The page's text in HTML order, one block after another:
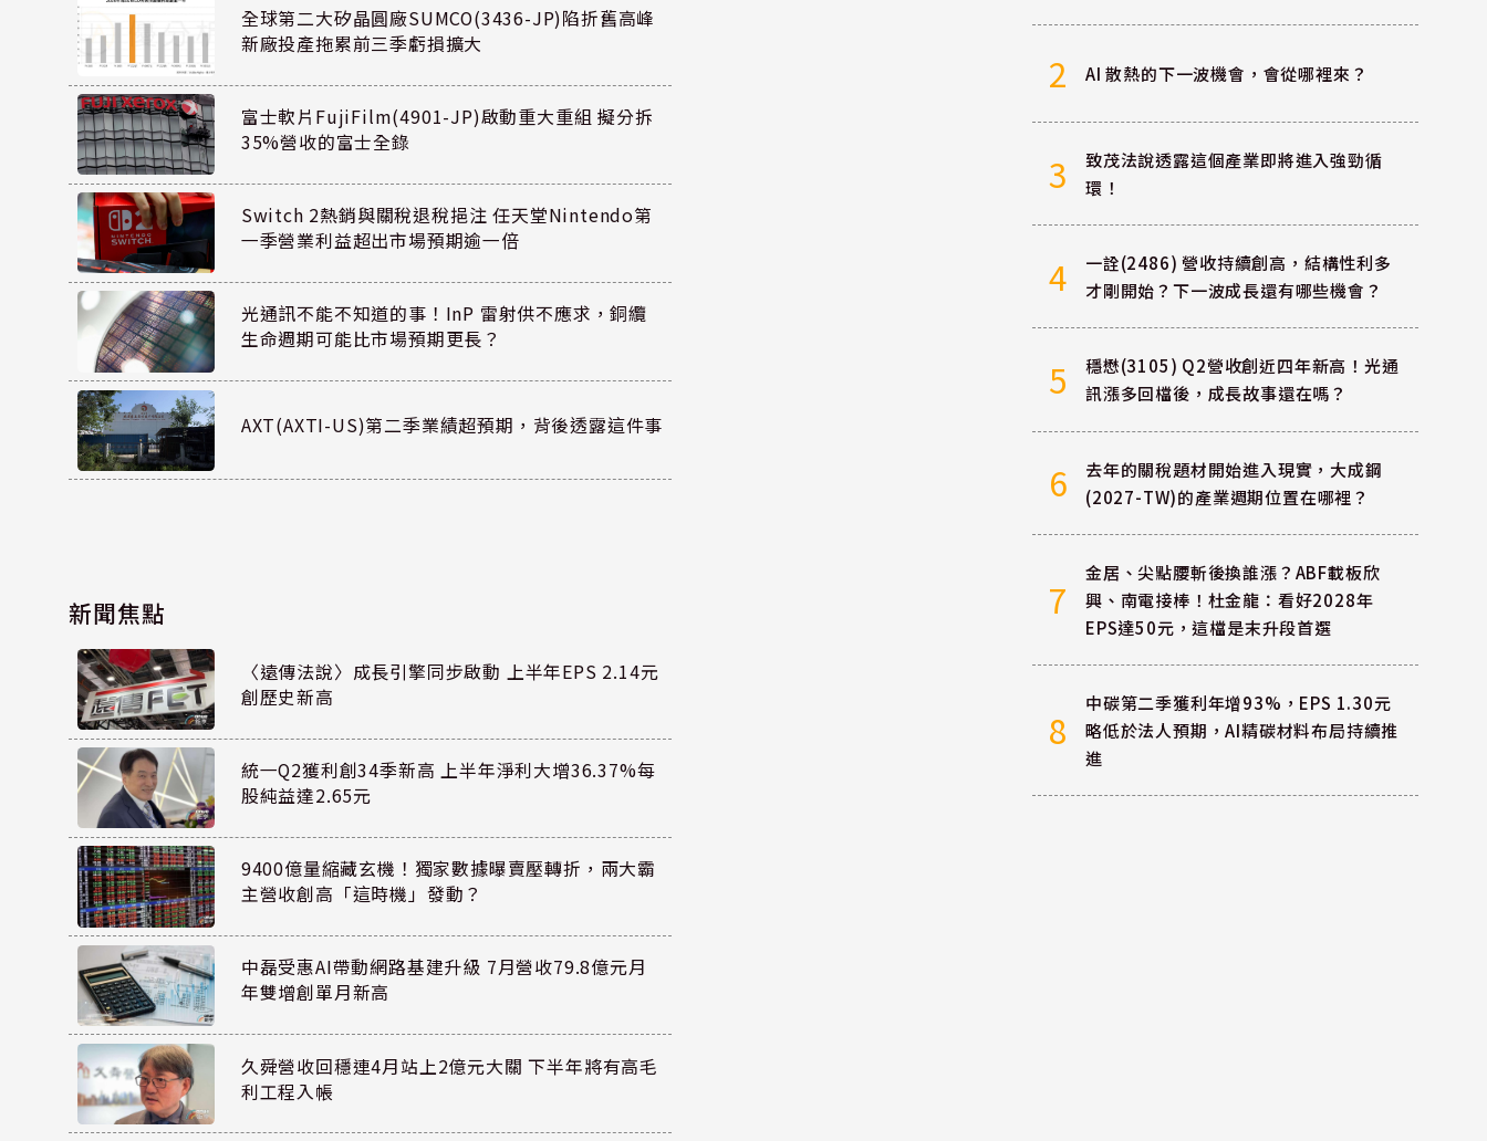
全球第二大矽晶圓廠SUMCO(3436-JP)陷折舊高峰
新廠投產拖累前三季虧損擴大
富士軟片FujiFilm(4901-JP)啟動重大重組 擬分拆
35%營收的富士全錄
Switch 2熱銷與關稅退稅挹注 任天堂Nintendo第
一季營業利益超出市場預期逾一倍
光通訊不能不知道的事！InP 雷射供不應求，銅纜
生命週期可能比市場預期更長？
AXT(AXTI-US)第二季業績超預期，背後透露這件事
新聞焦點
〈遠傳法說〉成長引擎同步啟動 上半年EPS 2.14元
創歷史新高
統一Q2獲利創34季新高 上半年淨利大增36.37%每
股純益達2.65元
9400億量縮藏玄機！獨家數據曝賣壓轉折，兩大霸
主營收創高「這時機」發動？
中磊受惠AI帶動網路基建升級 7月營收79.8億元月
年雙增創單月新高
久舜營收回穩連4月站上2億元大關 下半年將有高毛
利工程入帳
2 AI 散熱的下一波機會，會從哪裡來？
3
致茂法說透露這個產業即將進入強勁循
環！
4
一詮(2486) 營收持續創高，結構性利多
才剛開始？下一波成長還有哪些機會？
5
穩懋(3105) Q2營收創近四年新高！光通
訊漲多回檔後，成長故事還在嗎？
6
去年的關稅題材開始進入現實，大成鋼
(2027-TW)的產業週期位置在哪裡？
7
金居、尖點腰斬後換誰漲？ABF載板欣
興、南電接棒！杜金龍：看好2028年
EPS達50元，這檔是末升段首選
8
中碳第二季獲利年增93%，EPS 1.30元
略低於法人預期，AI精碳材料布局持續推
進